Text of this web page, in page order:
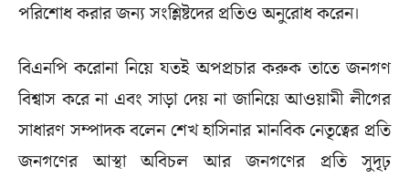
পরিশোধ করার জন্য সংশ্লিষ্টদের প্রতিও অনুরোধ করেন।
বিএনপি করোনা নিয়ে যতই অপপ্রচার করুক তাতে জনগণ
বিশ্বাস করে না এবং সাড়া দেয় না জানিয়ে আওয়ামী লীগের
সাধারণ সম্পাদক বলেন শেখ হাসিনার মানবিক নেতৃত্বের প্রতি
জনগণের আস্থা অবিচল আর জনগণের প্রতি সুদৃঢ়